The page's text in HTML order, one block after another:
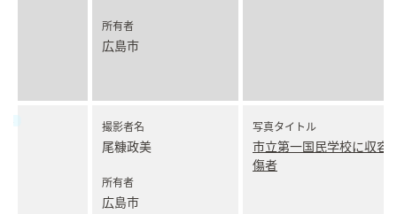
所有者
広島市
撮影者名
尾糠政美
所有者
広島市
写真タイトル
市立第一国民学校に収容
傷者